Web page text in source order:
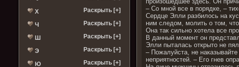
Х Раскрыть [+]
Ч Раскрыть [+]
Ш Раскрыть [+]
Э Раскрыть [+]
Ю Раскрыть [+]
– Со мной все в порядке, –
Сердце Элли разбилось на
ним следом, молить о том,
Она так сильно хотела все
В данный момент он
Элли пыталась открыто не
– Пожалуйста, не
неприятностей. – Его гнев